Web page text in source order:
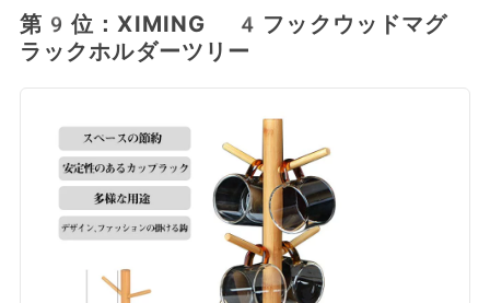
第9位：XIMING 4フックウッドマグ
ラックホルダーツリー